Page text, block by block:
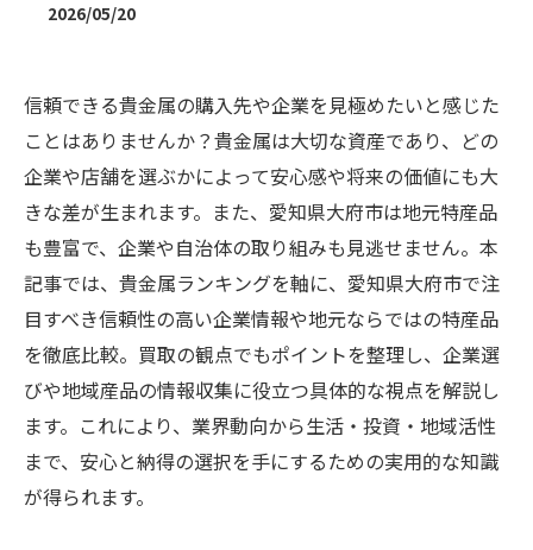
2026/05/20
信頼できる貴金属の購入先や企業を見極めたいと感じた
ことはありませんか？貴金属は大切な資産であり、どの
企業や店舗を選ぶかによって安心感や将来の価値にも大
きな差が生まれます。また、愛知県大府市は地元特産品
も豊富で、企業や自治体の取り組みも見逃せません。本
記事では、貴金属ランキングを軸に、愛知県大府市で注
目すべき信頼性の高い企業情報や地元ならではの特産品
を徹底比較。買取の観点でもポイントを整理し、企業選
びや地域産品の情報収集に役立つ具体的な視点を解説し
ます。これにより、業界動向から生活・投資・地域活性
まで、安心と納得の選択を手にするための実用的な知識
が得られます。